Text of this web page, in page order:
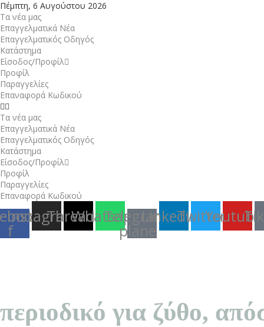
Πέμπτη, 6 Αυγούστου 2026
Τα νέα μας
Επαγγελματικά Νέα
Επαγγελματικός Οδηγός
Κατάστημα
Είσοδος/Προφίλ
Προφίλ
Παραγγελίες
Επαναφορά Κωδικού
Τα νέα μας
Επαγγελματικά Νέα
Επαγγελματικός Οδηγός
Κατάστημα
Είσοδος/Προφίλ
Προφίλ
Παραγγελίες
Επαναφορά Κωδικού
f
Instagram
Threads
Whatsapp
Telegram-
plane
LinkedinTwitterYoutube
περιοδικό για ζύθο,